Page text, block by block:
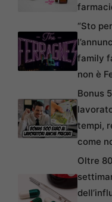
“Sto
family
non è
Bonus
tempi,
come
Oltre